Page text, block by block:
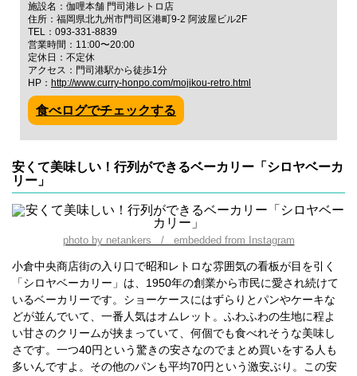
施設名：伽哩本舗 門司港レトロ店
住所：福岡県北九州市門司区港町9-2 阿波屋ビル2F
TEL：093-331-8839
営業時間：11:00〜20:00
定休日：不定休
アクセス：門司港駅から徒歩1分
HP： http://www.curry-honpo.com/mojikou-retro.html
食べログでチェックする
安くて美味しい！行列ができるベーカリー「シロヤベーカ
リー」
photo by netankers / embedded from Instagram
小倉中央商店街の入り口で昭和レトロな雰囲気の看板が目を引く
「シロヤベーカリー」は、1950年の創業から市民に愛され続けて
いるベーカリーです。ショーケースにはずらりとパンやケーキな
どが並んでいて、一番人気はオムレット。ふわふわの生地に程よ
い甘さのクリームが挟まっていて、何個でも食べれそうな美味し
さです。一つ40円という驚きの安さなのでまとめ買いをする人も
多いんですよ。その他のパンも平均70円という激安ぶり。この安